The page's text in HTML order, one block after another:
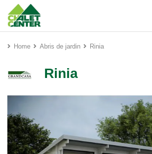
Home Abris de jardin Rinia
Rinia